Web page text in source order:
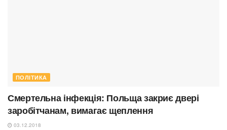
ПОЛІТИКА
Смертельна інфекція: Польща закриє двері
заробітчанам, вимагає щеплення
03.12.2018